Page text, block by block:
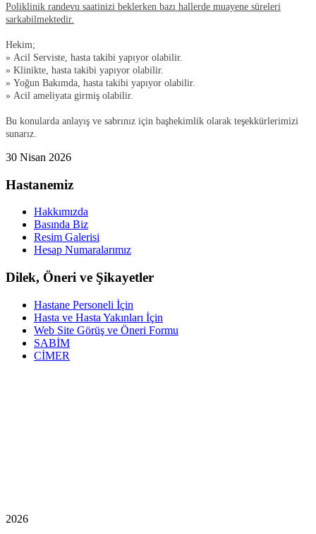
Poliklinik randevu saatinizi beklerken bazı hallerde muayene süreleri
sarkabilmektedir.
Hekim;
» Acil Serviste, hasta takibi yapıyor olabilir.
» Klinikte, hasta takibi yapıyor olabilir.
» Yoğun Bakımda, hasta takibi yapıyor olabilir.
» Acil ameliyata girmiş olabilir.
Bu konularda anlayış ve sabrınız için başhekimlik olarak teşekkürlerimizi
sunarız.
30 Nisan 2026
Hastanemiz
Hakkımızda
Basında Biz
Resim Galerisi
Hesap Numaralarımız
Dilek, Öneri ve Şikayetler
Hastane Personeli İçin
Hasta ve Hasta Yakınları İçin
Web Site Görüş ve Öneri Formu
SABİM
CİMER
2026